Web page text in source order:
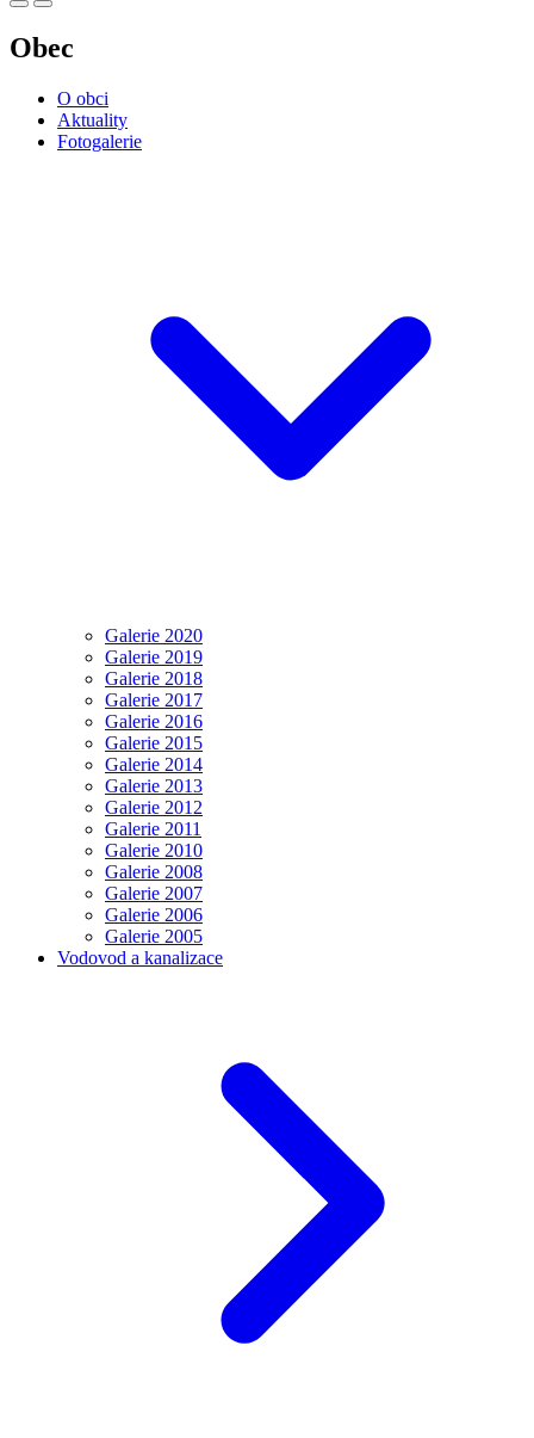
Obec
O obci
Aktuality
Fotogalerie
Galerie 2020
Galerie 2019
Galerie 2018
Galerie 2017
Galerie 2016
Galerie 2015
Galerie 2014
Galerie 2013
Galerie 2012
Galerie 2011
Galerie 2010
Galerie 2008
Galerie 2007
Galerie 2006
Galerie 2005
Vodovod a kanalizace